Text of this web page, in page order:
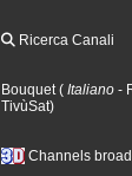
Ricerca Canali
Bouquet ( Italiano -
TivùSat)
Channels